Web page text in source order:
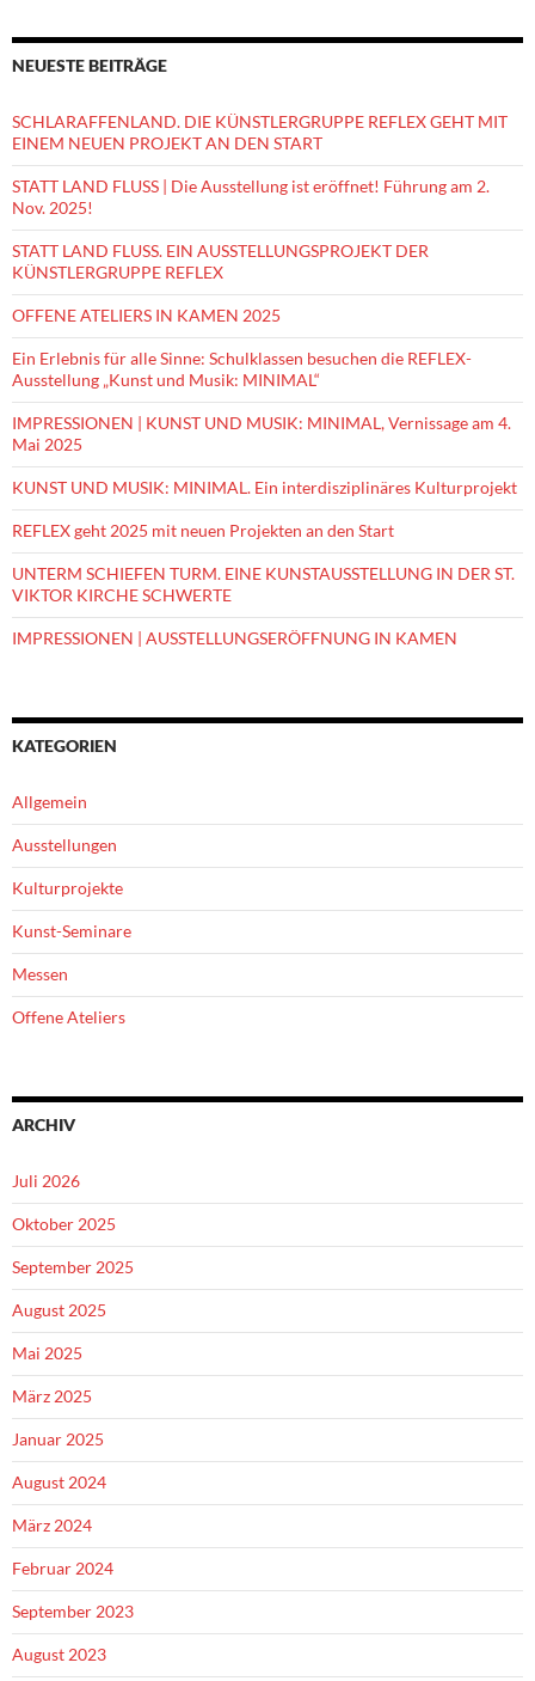
NEUESTE BEITRÄGE
SCHLARAFFENLAND. DIE KÜNSTLERGRUPPE REFLEX GEHT MIT
EINEM NEUEN PROJEKT AN DEN START
STATT LAND FLUSS | Die Ausstellung ist eröffnet! Führung am 2.
Nov. 2025!
STATT LAND FLUSS. EIN AUSSTELLUNGSPROJEKT DER
KÜNSTLERGRUPPE REFLEX
OFFENE ATELIERS IN KAMEN 2025
Ein Erlebnis für alle Sinne: Schulklassen besuchen die REFLEX-
Ausstellung „Kunst und Musik: MINIMAL“
IMPRESSIONEN | KUNST UND MUSIK: MINIMAL, Vernissage am 4.
Mai 2025
KUNST UND MUSIK: MINIMAL. Ein interdisziplinäres Kulturprojekt
REFLEX geht 2025 mit neuen Projekten an den Start
UNTERM SCHIEFEN TURM. EINE KUNSTAUSSTELLUNG IN DER ST.
VIKTOR KIRCHE SCHWERTE
IMPRESSIONEN | AUSSTELLUNGSERÖFFNUNG IN KAMEN
KATEGORIEN
Allgemein
Ausstellungen
Kulturprojekte
Kunst-Seminare
Messen
Offene Ateliers
ARCHIV
Juli 2026
Oktober 2025
September 2025
August 2025
Mai 2025
März 2025
Januar 2025
August 2024
März 2024
Februar 2024
September 2023
August 2023